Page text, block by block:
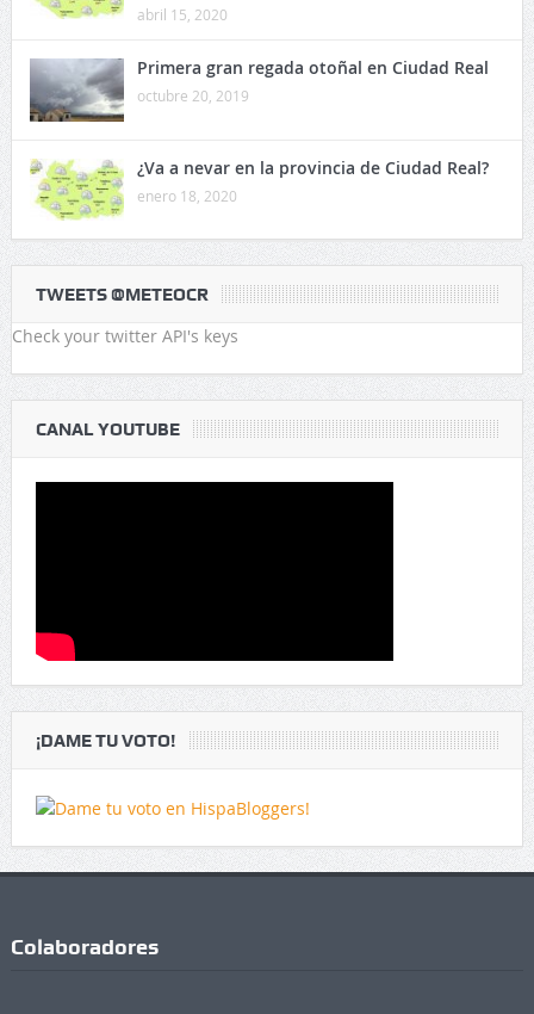
abril 15, 2020
Primera gran regada otoñal en Ciudad Real
octubre 20, 2019
¿Va a nevar en la provincia de Ciudad Real?
enero 18, 2020
TWEETS @METEOCR
Check your twitter API's keys
CANAL YOUTUBE
¡DAME TU VOTO!
Colaboradores